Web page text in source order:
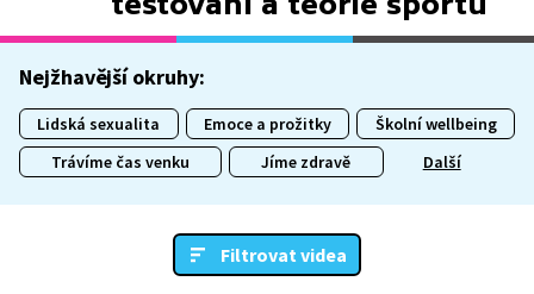
Nejžhavější okruhy:
Lidská sexualita Emoce a prožitky
Školní wellbeing
Trávíme čas venku
Jíme zdravě Další
Filtrovat videa